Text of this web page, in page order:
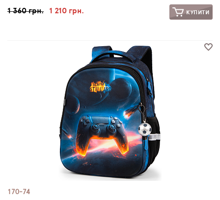
1 360 грн. 1 210 грн. КУПИТИ
170-74